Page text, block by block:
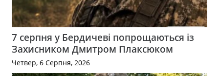
7 серпня у Бердичеві попрощаються із
Захисником Дмитром Плаксюком
Четвер, 6 Серпня, 2026